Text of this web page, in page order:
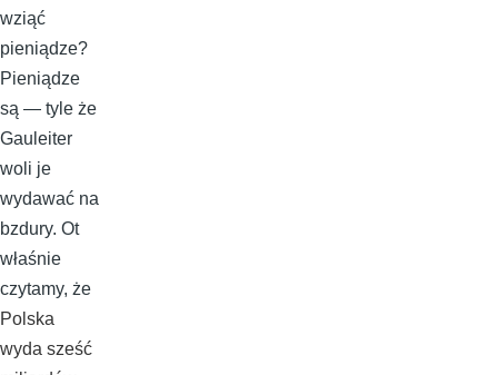
wziąć
pieniądze?
Pieniądze
są — tyle że
Gauleiter
woli je
wydawać na
bzdury. Ot
właśnie
czytamy, że
Polska
wyda sześć